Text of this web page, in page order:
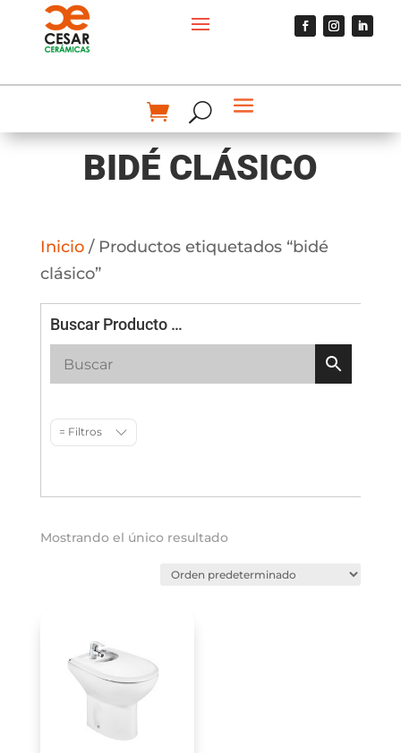
BIDÉ CLÁSICO
Inicio/ Productos etiquetados “bidé
clásico”
Buscar Producto …
= Filtros
Mostrando el único resultado